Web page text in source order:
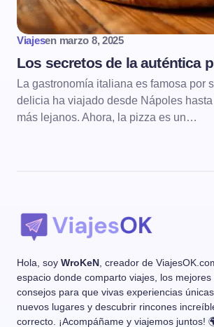
Viajesen marzo 8, 2025
Los secretos de la auténtica
La gastronomía italiana es famosa por
delicia ha viajado desde Nápoles
más lejanos. Ahora, la pizza es un…
Hola, soy WroKeN , creador de
espacio donde comparto viajes, los mejores
consejos para que vivas experiencias
nuevos lugares y descubrir rincones
correcto. ¡Acompáñame y viajemos juntos!